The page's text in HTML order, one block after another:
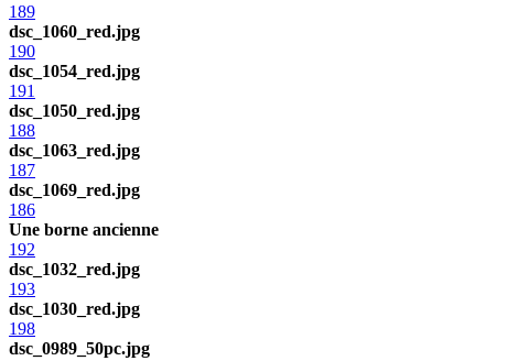
189
dsc_1060_red.jpg
190
dsc_1054_red.jpg
191
dsc_1050_red.jpg
188
dsc_1063_red.jpg
187
dsc_1069_red.jpg
186
Une borne ancienne
192
dsc_1032_red.jpg
193
dsc_1030_red.jpg
198
dsc_0989_50pc.jpg